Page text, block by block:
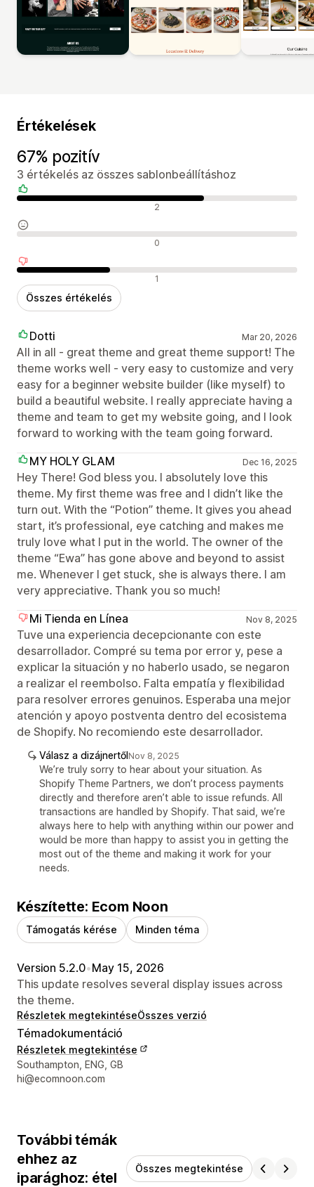
Értékelések
67% pozitív
3 értékelés az összes sablonbeállításhoz
Pozitív értékelések 2
Semleges értékelések 0
Negatív értékelések 1
Összes értékelés
Dotti Mar 20, 2026
All in all - great theme and great theme support! The
theme works well - very easy to customize and very
easy for a beginner website builder (like myself) to
build a beautiful website. I really appreciate having a
theme and team to get my website going, and I look
forward to working with the team going forward.
MY HOLY GLAM
Dec 16, 2025
Hey There! God bless you. I absolutely love this
theme. My first theme was free and I didn’t like the
turn out. With the “Potion” theme. It gives you ahead
start, it’s professional, eye catching and makes me
truly love what I put in the world. The owner of the
theme “Ewa” has gone above and beyond to assist
me. Whenever I get stuck, she is always there. I am
very appreciative. Thank you so much!
Mi Tienda en Línea
Nov 8, 2025
Tuve una experiencia decepcionante con este
desarrollador. Compré su tema por error y, pese a
explicar la situación y no haberlo usado, se negaron
a realizar el reembolso. Falta empatía y flexibilidad
para resolver errores genuinos. Esperaba una mejor
atención y apoyo postventa dentro del ecosistema
de Shopify. No recomiendo este desarrollador.
Válasz a dizájnertőlNov 8, 2025
We’re truly sorry to hear about your situation. As
Shopify Theme Partners, we don’t process payments
directly and therefore aren’t able to issue refunds. All
transactions are handled by Shopify. That said, we’re
always here to help with anything within our power and
would be more than happy to assist you in getting the
most out of the theme and making it work for your
needs.
Készítette: Ecom Noon
Támogatás kérése Minden téma
Version 5.2.0•May 15, 2026
This update resolves several display issues across
the theme.
Részletek megtekintéseÖsszes verzió
Témadokumentáció
Részletek megtekintése
Dizájner kapcsolattartási adatai
Southampton, ENG, GB
hi@ecomnoon.com
További témák
ehhez az
iparághoz: étel
Összes megtekintése